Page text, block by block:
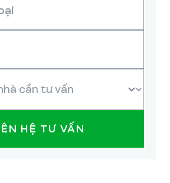
HỆ TƯ VẤN